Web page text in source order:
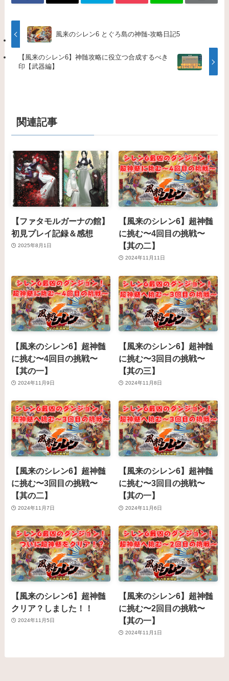
風来のシレン6 とぐろ島の神髄-攻略日記5
【風来のシレン6】神髄攻略に役立つ合成するべき
印【武器編】
関連記事
【ファタモルガーナの館】
初見プレイ記録＆感想
2025年8月1日
【風来のシレン6】超神髄
に挑む〜4回目の挑戦〜
【其の二】
2024年11月11日
【風来のシレン6】超神髄
に挑む〜4回目の挑戦〜
【其の一】
2024年11月9日
【風来のシレン6】超神髄
に挑む〜3回目の挑戦〜
【其の三】
2024年11月8日
【風来のシレン6】超神髄
に挑む〜3回目の挑戦〜
【其の二】
2024年11月7日
【風来のシレン6】超神髄
に挑む〜3回目の挑戦〜
【其の一】
2024年11月6日
【風来のシレン6】超神髄
クリア？しました！！
2024年11月5日
【風来のシレン6】超神髄
に挑む〜2回目の挑戦〜
【其の一】
2024年11月1日